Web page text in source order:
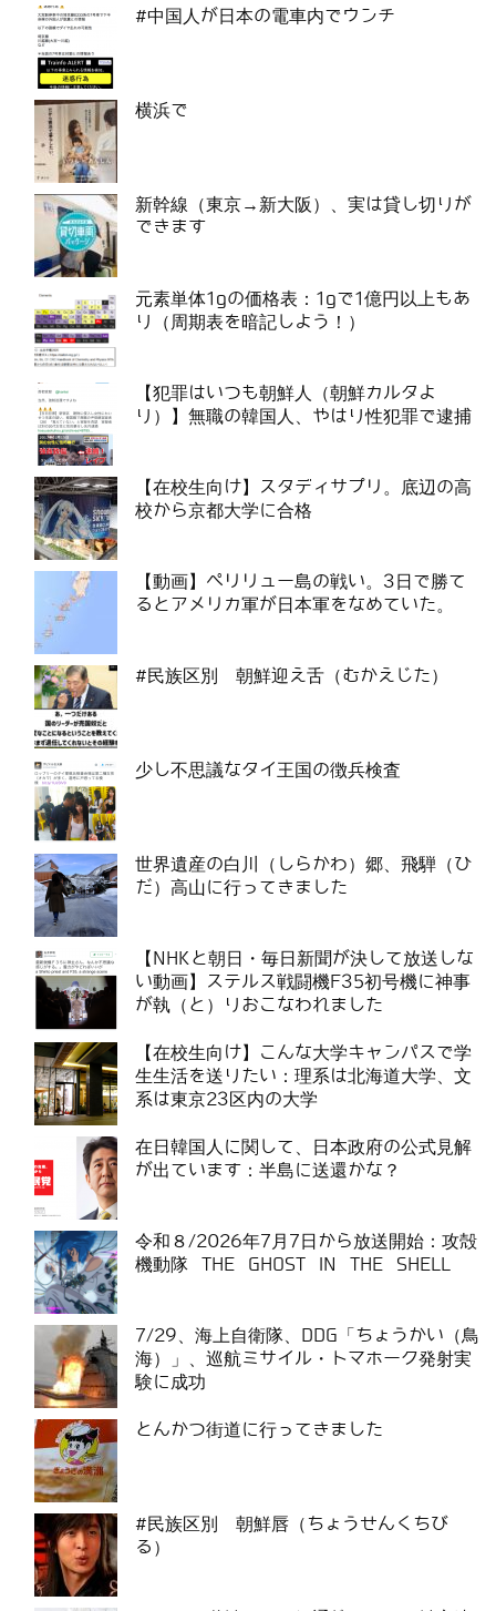
#中国人が日本の電車内でウンチ
横浜で
新幹線（東京→新大阪）、実は貸し切りが
できます
元素単体1gの価格表：1gで1億円以上もあ
り（周期表を暗記しよう！）
【犯罪はいつも朝鮮人（朝鮮カルタよ
り）】無職の韓国人、やはり性犯罪で逮捕
【在校生向け】スタディサプリ。底辺の高
校から京都大学に合格
【動画】ペリリュー島の戦い。3日で勝て
るとアメリカ軍が日本軍をなめていた。
#民族区別 朝鮮迎え舌（むかえじた）
少し不思議なタイ王国の徴兵検査
世界遺産の白川（しらかわ）郷、飛騨（ひ
だ）高山に行ってきました
【NHKと朝日・毎日新聞が決して放送しな
い動画】ステルス戦闘機F35初号機に神事
が執（と）りおこなわれました
【在校生向け】こんな大学キャンパスで学
生生活を送りたい：理系は北海道大学、文
系は東京23区内の大学
在日韓国人に関して、日本政府の公式見解
が出ています：半島に送還かな？
令和８/2026年7月7日から放送開始：攻殻
機動隊 THE GHOST IN THE SHELL
7/29、海上自衛隊、DDG「ちょうかい（鳥
海）」、巡航ミサイル・トマホーク発射実
験に成功
とんかつ街道に行ってきました
#民族区別 朝鮮唇（ちょうせんくちび
る）